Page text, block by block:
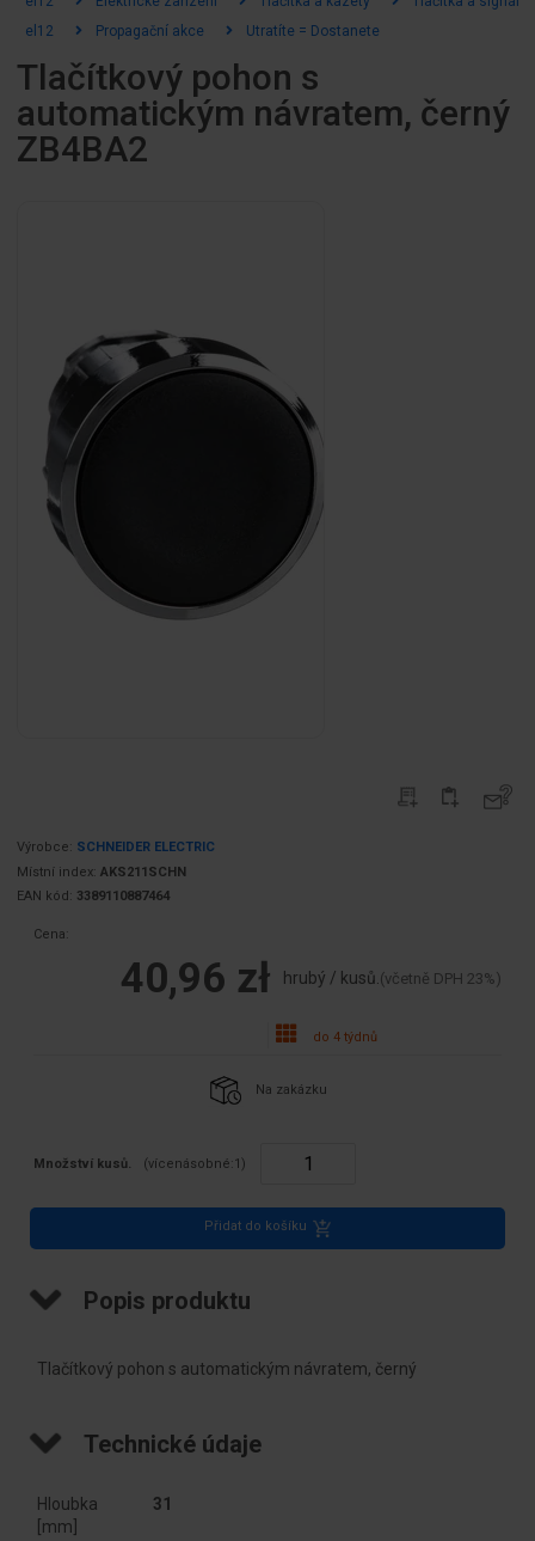
el12
Propagační akce Utratíte = Dostanete
Tlačítkový pohon s
automatickým návratem, černý
ZB4BA2
Výrobce: SCHNEIDER ELECTRIC
Místní index: AKS211SCHN
EAN kód: 3389110887464
Cena:
40,96 zł hrubý / kusů.(včetně DPH 23%)
do 4 týdnů
Na zakázku
Množství kusů. (vícenásobné:1 )
Přidat do košíku
Popis produktu
Tlačítkový pohon s automatickým návratem, černý
Technické údaje
Hloubka
[mm]
31